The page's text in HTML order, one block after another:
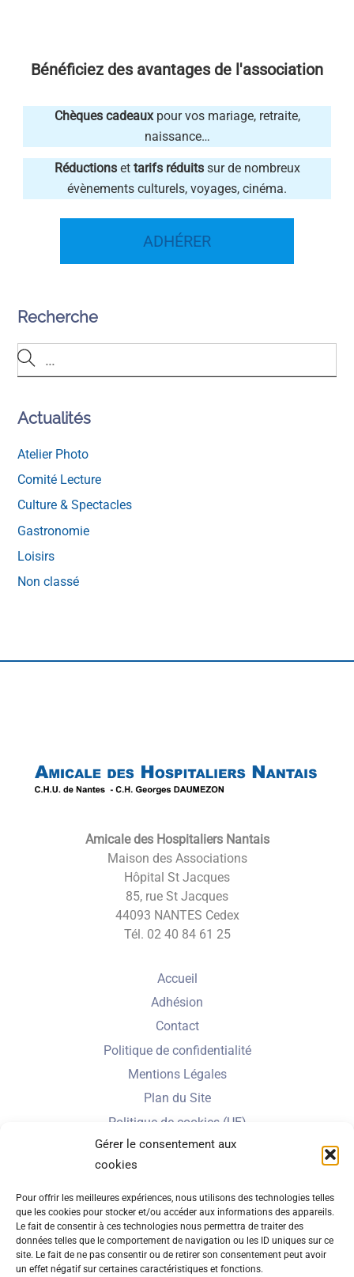
Gérer le consentement aux
cookies
Pour offrir les meilleures expériences, nous utilisons des technologies telles
que les cookies pour stocker et/ou accéder aux informations des appareils.
Le fait de consentir à ces technologies nous permettra de traiter des
données telles que le comportement de navigation ou les ID uniques sur ce
site. Le fait de ne pas consentir ou de retirer son consentement peut avoir
un effet négatif sur certaines caractéristiques et fonctions.
Bénéficiez des avantages de l'association
Chèques cadeauxpour vos mariage, retraite,
naissance…
Réductionset tarifs réduitssur de nombreux
évènements culturels, voyages, cinéma.
ADHÉRER
Recherche
Actualités
Atelier Photo
Comité Lecture
Culture & Spectacles
Gastronomie
Loisirs
Non classé
To
Top
Amicale des Hospitaliers Nantais
Maison des Associations
Hôpital St Jacques
85, rue St Jacques
44093 NANTES Cedex
Tél. 02 40 84 61 25
Accueil
Adhésion
Contact
Politique de confidentialité
Mentions Légales
Plan du Site
Politique de cookies (UE)
Nbe de visiteurs en 2025 :
Nbe total de visites depuis 2022 :